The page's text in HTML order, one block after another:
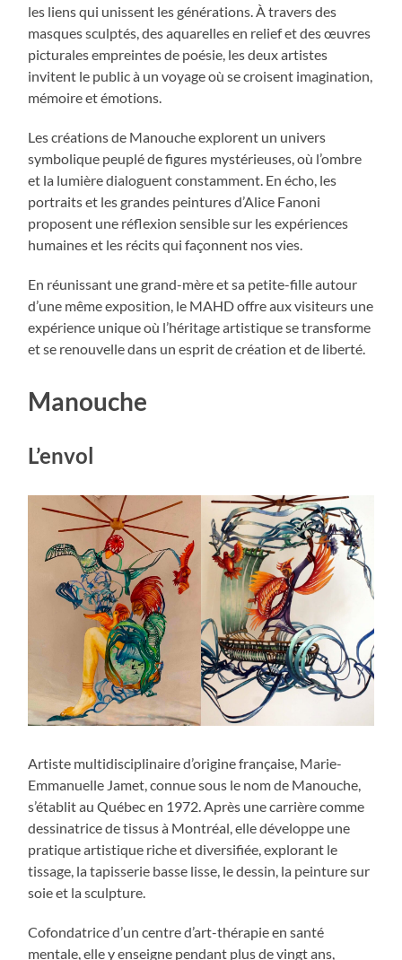
les liens qui unissent les générations. À travers des
masques sculptés, des aquarelles en relief et des œuvres
picturales empreintes de poésie, les deux artistes
invitent le public à un voyage où se croisent imagination,
mémoire et émotions.
Les créations de Manouche explorent un univers
symbolique peuplé de figures mystérieuses, où l’ombre
et la lumière dialoguent constamment. En écho, les
portraits et les grandes peintures d’Alice Fanoni
proposent une réflexion sensible sur les expériences
humaines et les récits qui façonnent nos vies.
En réunissant une grand-mère et sa petite-fille autour
d’une même exposition, le MAHD offre aux visiteurs une
expérience unique où l’héritage artistique se transforme
et se renouvelle dans un esprit de création et de liberté.
Manouche
L’envol
Artiste multidisciplinaire d’origine française, Marie-
Emmanuelle Jamet, connue sous le nom de Manouche,
s’établit au Québec en 1972. Après une carrière comme
dessinatrice de tissus à Montréal, elle développe une
pratique artistique riche et diversifiée, explorant le
tissage, la tapisserie basse lisse, le dessin, la peinture sur
soie et la sculpture.
Cofondatrice d’un centre d’art-thérapie en santé
mentale, elle y enseigne pendant plus de vingt ans,